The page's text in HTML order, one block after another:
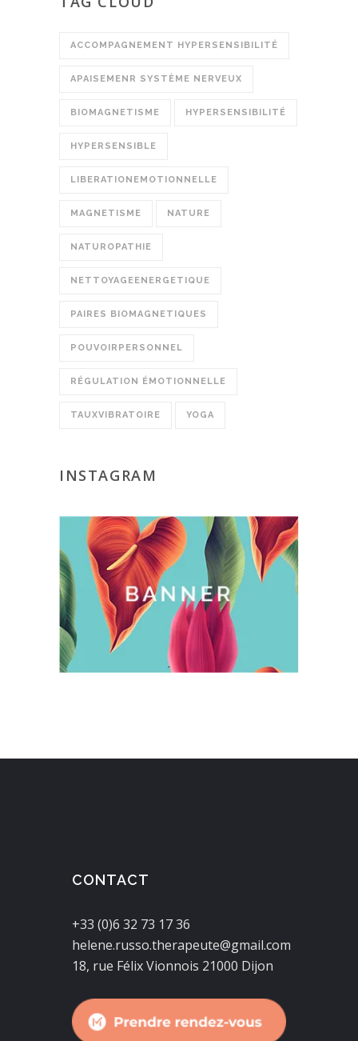
ACCOMPAGNEMENT HYPERSENSIBILITÉ
APAISEMENR SYSTÈME NERVEUX
BIOMAGNETISME HYPERSENSIBILITÉ
HYPERSENSIBLE
LIBERATIONEMOTIONNELLE
MAGNETISME NATURE
NATUROPATHIE
NETTOYAGEENERGETIQUE
PAIRES BIOMAGNETIQUES
POUVOIRPERSONNEL
RÉGULATION ÉMOTIONNELLE
TAUXVIBRATOIRE YOGA
INSTAGRAM
CONTACT
+33 (0)6 32 73 17 36
helene.russo.therapeute@gmail.com
18, rue Félix Vionnois 21000 Dijon